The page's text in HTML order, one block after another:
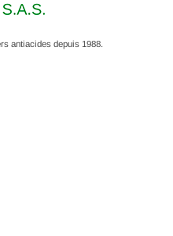
antiacides depuis 1988.